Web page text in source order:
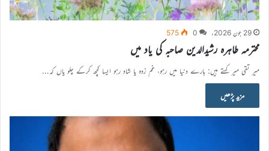
29 جون 2026ء 0
575
محترمہ طاہرہ رشیدالدین صاحبہ کی یاد میں
میر تقی میر کہتے ہیں: بارے دنیا میں رہو، غم زدہ یا شاد رہو ایسا کچھ کرکے چلو یاں کہ…
مزید پڑھیں